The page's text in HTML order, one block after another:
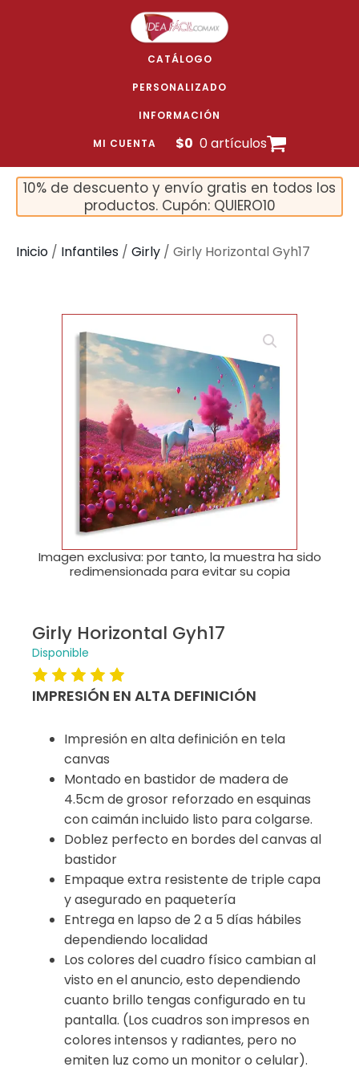
CATÁLOGO
PERSONALIZADO
INFORMACIÓN
MI CUENTA $0 0 artículos
10% de descuento y envío gratis en todos los
productos. Cupón: QUIERO10
Inicio / Infantiles / Girly / Girly Horizontal Gyh17
🔍
Imagen exclusiva: por tanto, la muestra ha sido
redimensionada para evitar su copia
Girly Horizontal Gyh17
Disponible
IMPRESIÓN EN ALTA DEFINICIÓN
Impresión en alta definición en tela
canvas
Montado en bastidor de madera de
4.5cm de grosor reforzado en esquinas
con caimán incluido listo para colgarse.
Doblez perfecto en bordes del canvas al
bastidor
Empaque extra resistente de triple capa
y asegurado en paquetería
Entrega en lapso de 2 a 5 días hábiles
dependiendo localidad
Los colores del cuadro físico cambian al
visto en el anuncio, esto dependiendo
cuanto brillo tengas configurado en tu
pantalla. (Los cuadros son impresos en
colores intensos y radiantes, pero no
emiten luz como un monitor o celular).